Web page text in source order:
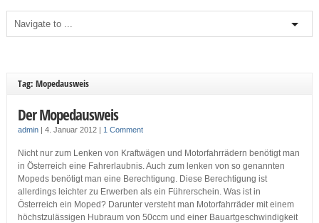
Tag: Mopedausweis
Der Mopedausweis
admin| 4. Januar 2012 | 1 Comment
Nicht nur zum Lenken von Kraftwägen und Motorfahrrädern benötigt man
in Österreich eine Fahrerlaubnis. Auch zum lenken von so genannten
Mopeds benötigt man eine Berechtigung. Diese Berechtigung ist
allerdings leichter zu Erwerben als ein Führerschein. Was ist in
Österreich ein Moped? Darunter versteht man Motorfahrräder mit einem
höchstzulässigen Hubraum von 50ccm und einer Bauartgeschwindigkeit